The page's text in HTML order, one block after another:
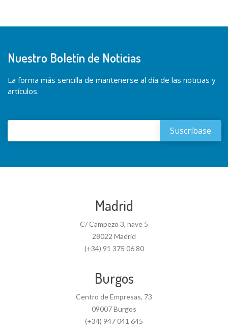
Nuestro Boletín de Noticias
La forma más sencilla de mantenerse al día de las noticias y
artículos.
Madrid
C/ Campezo 3, nave 5
28022 Madrid
(+34) 91 375 06 80
Burgos
Centro de Empresas, 73
09007 Burgos
(+34) 947 041 645